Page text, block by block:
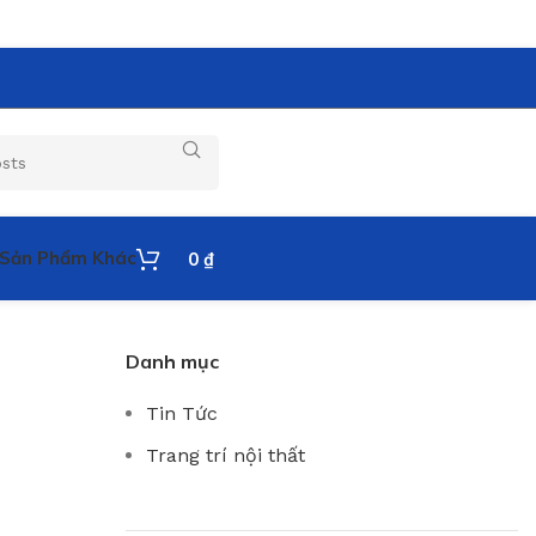
Sản Phẩm Khác 0 ₫
Danh mục
Tin Tức
Trang trí nội thất